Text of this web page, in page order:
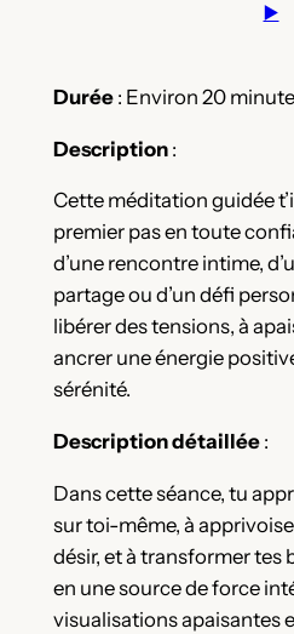
▶️
Durée: Environ 20
Description:
Cette méditation guidée
premier pas en toute
d’une rencontre intime,
partage ou d’un défi
libérer des tensions, à
ancrer une énergie
sérénité.
Description détaillée:
Dans cette séance, tu
sur toi-même, à
désir, et à transformer tes
en une source de force
visualisations apaisantes